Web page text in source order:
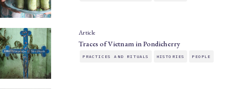
Article
Traces of Vietnam in Pondicherry
PRACTICES AND RITUALS HISTORIES PEOPLE